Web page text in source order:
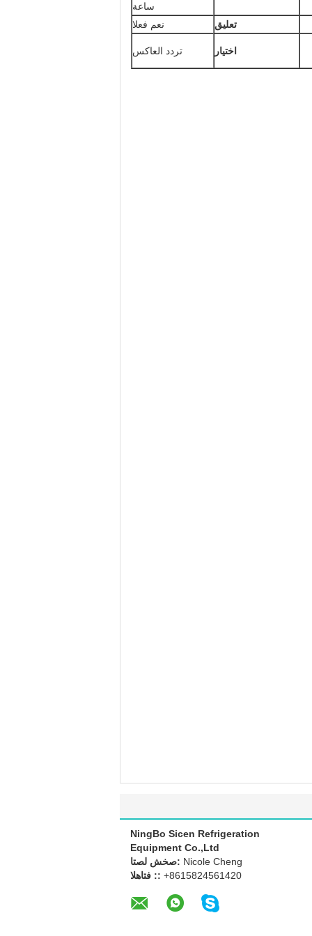
ساعة
تعليق
نعم فعلا
اختيار تردد العاكس
NingBo Sicen Refrigeration
Equipment Co.,Ltd
اتصل شخص: Nicole Cheng
الهاتف :: +8615824561420